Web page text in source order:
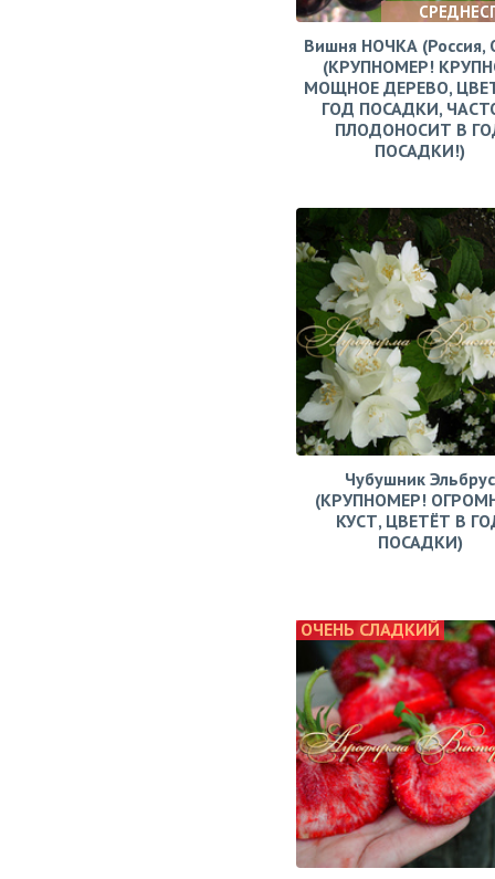
Вишня НОЧКА (Россия,
(КРУПНОМЕР!
МОЩНОЕ ДЕРЕВО,
ГОД ПОСАДКИ,
ПЛОДОНОСИТ В
ПОСАДКИ!)
Чубушник Эльбрус
(КРУПНОМЕР!
КУСТ, ЦВЕТЁТ В
ПОСАДКИ)
ОЧЕНЬ СЛАДКИЙ